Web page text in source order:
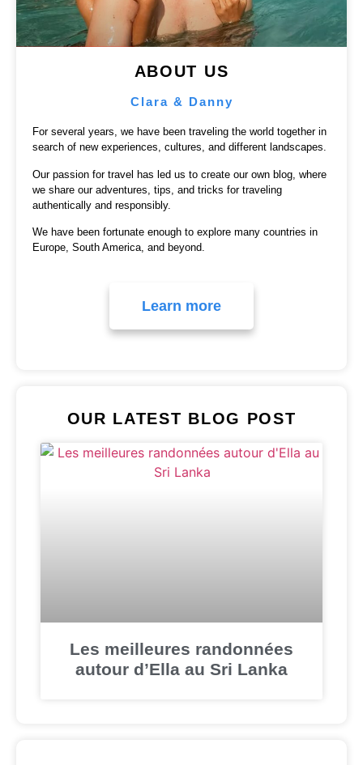
ABOUT US
Clara & Danny
For several years, we have been traveling the world together in
search of new experiences, cultures, and different landscapes.
Our passion for travel has led us to create our own blog, where
we share our adventures, tips, and tricks for traveling
authentically and responsibly.
We have been fortunate enough to explore many countries in
Europe, South America, and beyond.
Learn more
OUR LATEST BLOG POST
Les meilleures randonnées
autour d’Ella au Sri Lanka